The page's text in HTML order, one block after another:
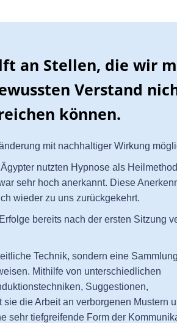
an Stellen, die wir
Verstand
können.
mit nachhaltiger Wirkung
nutzten Hypnose als
sehr hoch anerkannt. Diese
wieder zu uns zurückgekehrt.
bereits nach der ersten Sitzung
Technik, sondern eine
Mithilfe von unterschiedlichen
Suggestionen,
die Arbeit an verborgenen Mustern
sehr tiefgreifende Form der